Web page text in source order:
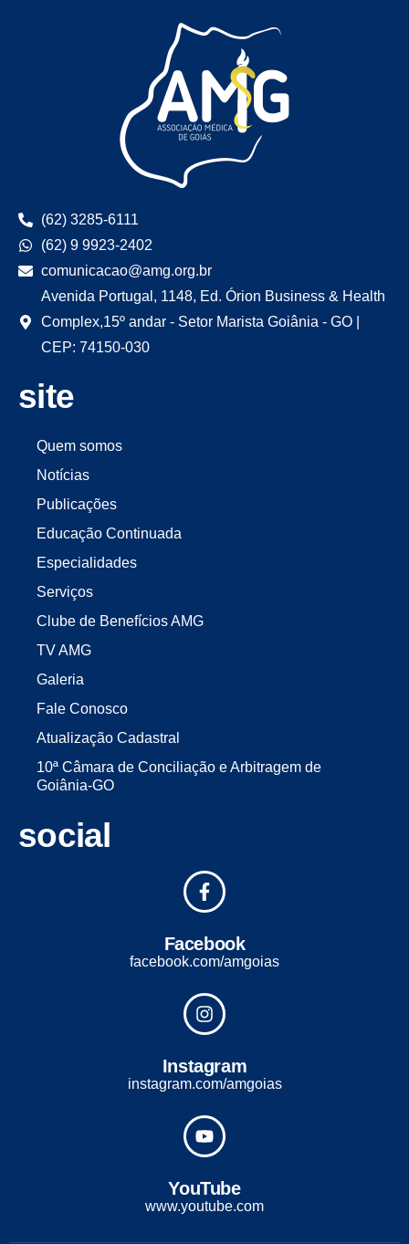
(62) 3285-6111
(62) 9 9923-2402
comunicacao@amg.org.br
Avenida Portugal, 1148, Ed. Órion Business & Health
Complex,15º andar - Setor Marista Goiânia - GO |
CEP: 74150-030
site
Quem somos
Notícias
Publicações
Educação Continuada
Especialidades
Serviços
Clube de Benefícios AMG
TV AMG
Galeria
Fale Conosco
Atualização Cadastral
10ª Câmara de Conciliação e Arbitragem de
Goiânia-GO
social
Facebook
facebook.com/amgoias
Instagram
instagram.com/amgoias
YouTube
www.youtube.com